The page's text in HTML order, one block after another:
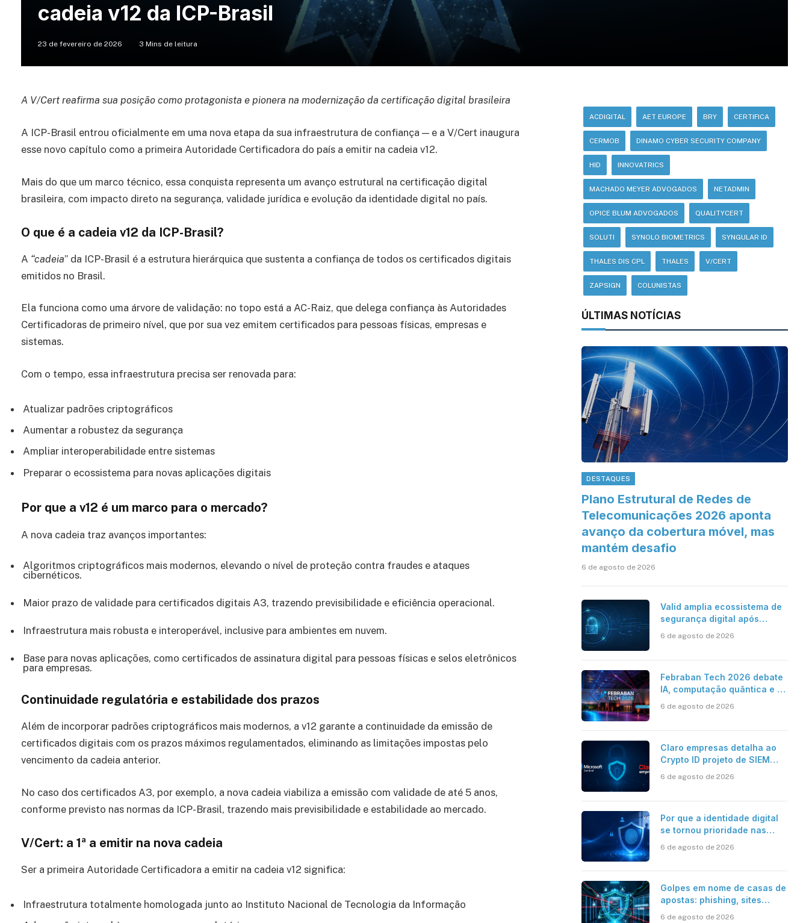
cadeia v12 da ICP-Brasil
23 de fevereiro de 2026 3 Mins de leitura
A V/Cert reafirma sua posição como protagonista e pionera na modernização da certificação digital brasileira
A ICP-Brasil entrou oficialmente em uma nova etapa da sua infraestrutura de confiança — e a V/Cert inaugura
esse novo capítulo como a primeira Autoridade Certificadora do país a emitir na cadeia v12.
Mais do que um marco técnico, essa conquista representa um avanço estrutural na certificação digital
brasileira, com impacto direto na segurança, validade jurídica e evolução da identidade digital no país.
O que é a cadeia v12 da ICP-Brasil?
A “cadeia” da ICP-Brasil é a estrutura hierárquica que sustenta a confiança de todos os certificados digitais
emitidos no Brasil.
Ela funciona como uma árvore de validação: no topo está a AC-Raiz, que delega confiança às Autoridades
Certificadoras de primeiro nível, que por sua vez emitem certificados para pessoas físicas, empresas e
sistemas.
Com o tempo, essa infraestrutura precisa ser renovada para:
Atualizar padrões criptográficos
Aumentar a robustez da segurança
Ampliar interoperabilidade entre sistemas
Preparar o ecossistema para novas aplicações digitais
Por que a v12 é um marco para o mercado?
A nova cadeia traz avanços importantes:
Algoritmos criptográficos mais modernos, elevando o nível de proteção contra fraudes e ataques
cibernéticos.
Maior prazo de validade para certificados digitais A3, trazendo previsibilidade e eficiência operacional.
Infraestrutura mais robusta e interoperável, inclusive para ambientes em nuvem.
Base para novas aplicações, como certificados de assinatura digital para pessoas físicas e selos eletrônicos
para empresas.
Continuidade regulatória e estabilidade dos prazos
Além de incorporar padrões criptográficos mais modernos, a v12 garante a continuidade da emissão de
certificados digitais com os prazos máximos regulamentados, eliminando as limitações impostas pelo
vencimento da cadeia anterior.
No caso dos certificados A3, por exemplo, a nova cadeia viabiliza a emissão com validade de até 5 anos,
conforme previsto nas normas da ICP-Brasil, trazendo mais previsibilidade e estabilidade ao mercado.
V/Cert: a 1ª a emitir na nova cadeia
Ser a primeira Autoridade Certificadora a emitir na cadeia v12 significa:
Infraestrutura totalmente homologada junto ao Instituto Nacional de Tecnologia da Informação
ACDIGITAL AET EUROPE BRY CERTIFICA
CERMOB DINAMO CYBER SECURITY COMPANY
HID INNOVATRICS
MACHADO MEYER ADVOGADOS NETADMIN
OPICE BLUM ADVOGADOS QUALITYCERT
SOLUTI SYNOLO BIOMETRICS SYNGULAR ID
THALES DIS CPL THALES V/CERT
ZAPSIGN COLUNISTAS
ÚLTIMAS NOTÍCIAS
DESTAQUES
Plano Estrutural de Redes de
Telecomunicações 2026 aponta
avanço da cobertura móvel, mas
mantém desafio
6 de agosto de 2026
Valid amplia ecossistema de
segurança digital após
6 de agosto de 2026
Febraban Tech 2026 debate
IA, computação quântica e os
bancária
6 de agosto de 2026
Claro empresas detalha ao
Crypto ID projeto de SIEM
resposta automatizada
6 de agosto de 2026
Por que a identidade digital
se tornou prioridade nas
6 de agosto de 2026
Golpes em nome de casas de
apostas: phishing, sites
6 de agosto de 2026